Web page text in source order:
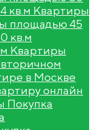
кв.м Квартиры
площадью 45
кв.м
Квартиры
в Москве
онлайн
Покупка